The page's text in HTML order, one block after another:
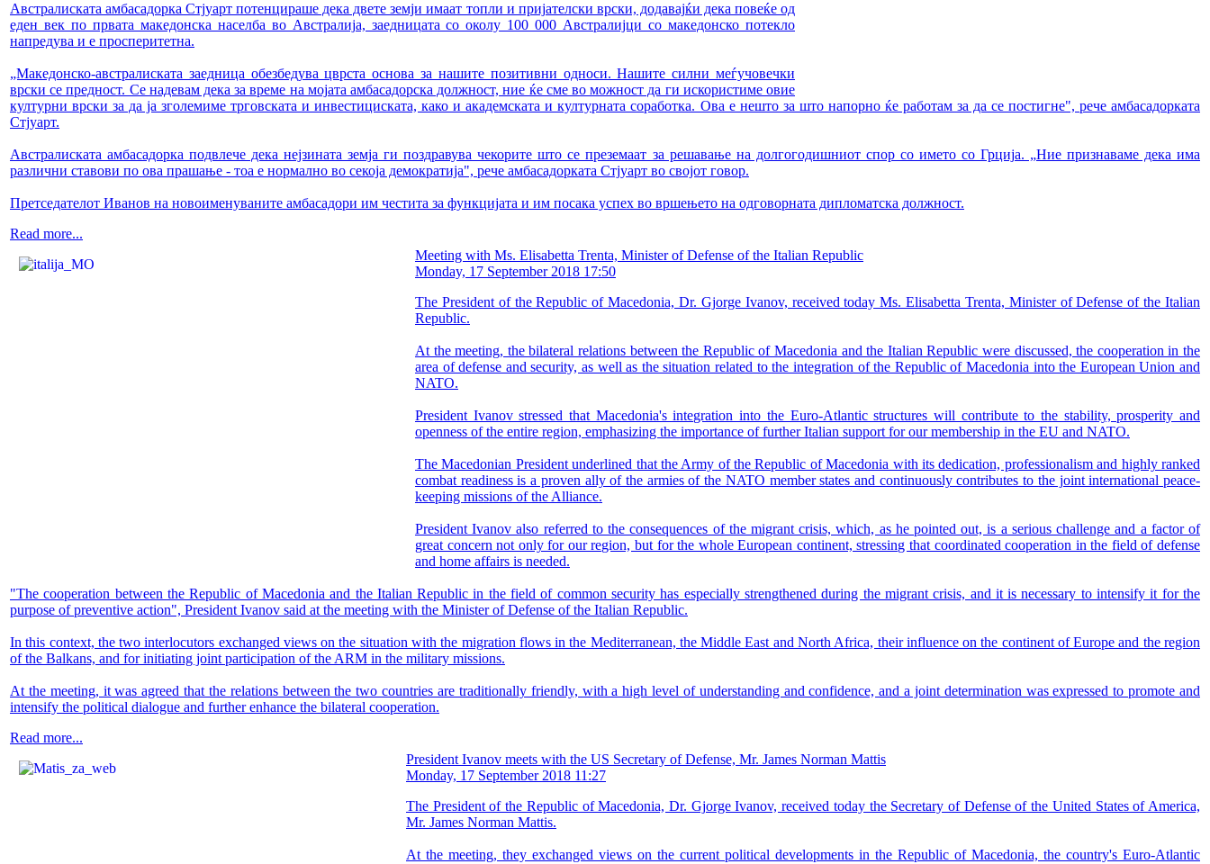
Австралиската амбасадорка Стјуарт потенцираше дека двете земји имаат топли и пријателски врски, додавајќи дека повеќе од
еден век по првата македонска населба во Австралија, заедницата со околу 100 000 Австралијци со македонско потекло
напредува и е просперитетна.
„Македонско-австралиската заедница обезбедува цврста основа за нашите позитивни односи. Нашите силни меѓучовечки
врски се предност. Се надевам дека за време на мојата амбасадорска должност, ние ќе сме во можност да ги искористиме овие
културни врски за да ја зголемиме трговската и инвестициската, како и академската и културната соработка. Ова е нешто за што напорно ќе работам за да се постигне", рече амбасадорката
Стјуарт.
Австралиската амбасадорка подвлече дека нејзината земја ги поздравува чекорите што се преземаат за решавање на долгогодишниот спор со името со Грција. „Ние признаваме дека има
различни ставови по ова прашање - тоа е нормално во секоја демократија", рече амбасадорката Стјуарт во својот говор.
Претседателот Иванов на новоименуваните амбасадори им честита за функцијата и им посака успех во вршењето на одговорната дипломатска должност.
Read more...
Meeting with Ms. Elisabetta Trenta, Minister of Defense of the Italian Republic
Monday, 17 September 2018 17:50
The President of the Republic of Macedonia, Dr. Gjorge Ivanov, received today Ms. Elisabetta Trenta, Minister of Defense of the Italian
Republic.
At the meeting, the bilateral relations between the Republic of Macedonia and the Italian Republic were discussed, the cooperation in the
area of defense and security, as well as the situation related to the integration of the Republic of Macedonia into the European Union and
NATO.
President Ivanov stressed that Macedonia's integration into the Euro-Atlantic structures will contribute to the stability, prosperity and
openness of the entire region, emphasizing the importance of further Italian support for our membership in the EU and NATO.
The Macedonian President underlined that the Army of the Republic of Macedonia with its dedication, professionalism and highly ranked
combat readiness is a proven ally of the armies of the NATO member states and continuously contributes to the joint international peace-
keeping missions of the Alliance.
President Ivanov also referred to the consequences of the migrant crisis, which, as he pointed out, is a serious challenge and a factor of
great concern not only for our region, but for the whole European continent, stressing that coordinated cooperation in the field of defense
and home affairs is needed.
"The cooperation between the Republic of Macedonia and the Italian Republic in the field of common security has especially strengthened during the migrant crisis, and it is necessary to intensify it for the
purpose of preventive action", President Ivanov said at the meeting with the Minister of Defense of the Italian Republic.
In this context, the two interlocutors exchanged views on the situation with the migration flows in the Mediterranean, the Middle East and North Africa, their influence on the continent of Europe and the region
of the Balkans, and for initiating joint participation of the ARM in the military missions.
At the meeting, it was agreed that the relations between the two countries are traditionally friendly, with a high level of understanding and confidence, and a joint determination was expressed to promote and
intensify the political dialogue and further enhance the bilateral cooperation.
Read more...
President Ivanov meets with the US Secretary of Defense, Mr. James Norman Mattis
Monday, 17 September 2018 11:27
The President of the Republic of Macedonia, Dr. Gjorge Ivanov, received today the Secretary of Defense of the United States of America,
Mr. James Norman Mattis.
At the meeting, they exchanged views on the current political developments in the Republic of Macedonia, the country's Euro-Atlantic